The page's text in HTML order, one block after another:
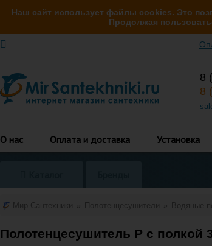
Наш сайт использует файлы cookies. Это
Продолжая
8
8
О нас Оплата и доставка Установка
Полотенцесушитель P с полкой